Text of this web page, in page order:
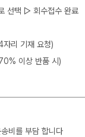
선택 ▷ 회수접수 완료
리 기재 요청)
이상 반품 시)
비를 부담 합니다